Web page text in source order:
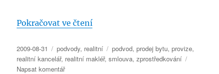
Pokračovat ve čtení„Nesolidní realitní kanceláře
Publikováno:
2009-08-31 Rubriky:
podvody, realitní Štítky:
podvod,prodej bytu,provize,
realitní kancelář, realitní makléř,smlouva,zprostředkování
Napsat komentářpro